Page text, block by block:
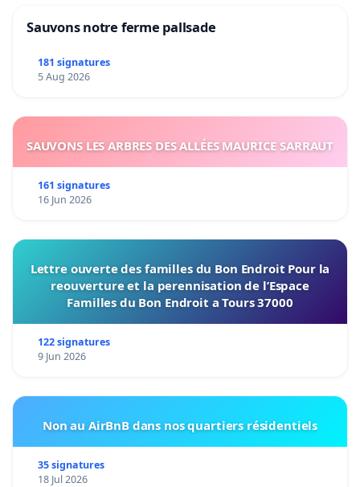
Sauvons notre ferme pallsade
181 signatures
5 Aug 2026
SAUVONS LES ARBRES DES ALLÉES MAURICE SARRAUT
161 signatures
16 Jun 2026
Lettre ouverte des familles du Bon Endroit Pour la
reouverture et la perennisation de l’Espace
Familles du Bon Endroit a Tours 37000
122 signatures
9 Jun 2026
Non au AirBnB dans nos quartiers résidentiels
35 signatures
18 Jul 2026